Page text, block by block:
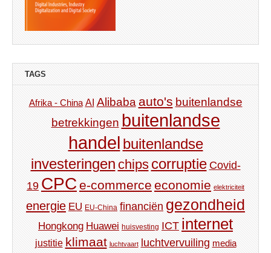
TAGS
Afrika - China AI Alibaba auto's buitenlandse
betrekkingen buitenlandse
handel buitenlandse
investeringen chips corruptie Covid-
19 CPC e-commerce economie elektriciteit
energie EU EU-China financiën gezondheid
Hongkong Huawei huisvesting ICT internet
justitie klimaat luchtvaart luchtvervuiling media